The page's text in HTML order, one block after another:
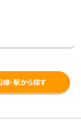
線・駅から探す